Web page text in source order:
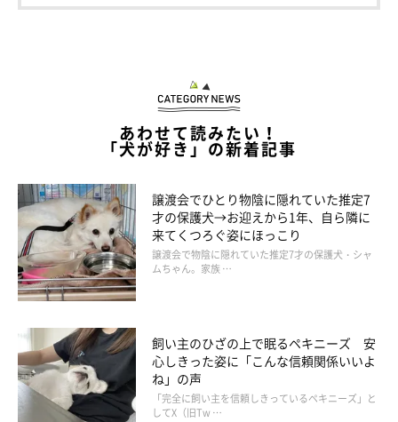
ぴったりと体を寄せて甘えるのでした。やっぱり飼い主さんのこ
あわせて読みたい！
「犬が好き」の新着記事
譲渡会でひとり物陰に隠れていた推定7
才の保護犬→お迎えから1年、自ら隣に
来てくつろぐ姿にほっこり
譲渡会で物陰に隠れていた推定7才の保護犬・シャ
ムちゃん。家族 …
飼い主のひざの上で眠るペキニーズ 安
心しきった姿に「こんな信頼関係いいよ
ね」の声
「完全に飼い主を信頼しきっているペキニーズ」と
してX（旧Tw …